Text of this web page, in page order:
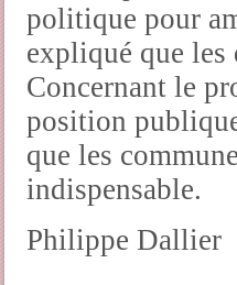
politique pour
expliqué que les
Concernant le
position
que les
indispensable.
Philippe Dallier